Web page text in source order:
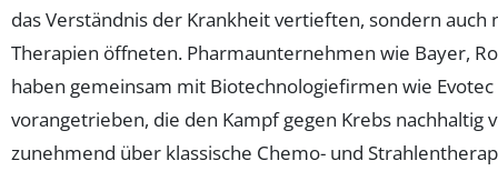
das Verständnis der Krankheit vertieften, sondern
Therapien öffneten. Pharmaunternehmen wie Bayer,
haben gemeinsam mit Biotechnologiefirmen wie
vorangetrieben, die den Kampf gegen Krebs nachhaltig
zunehmend über klassische Chemo- und